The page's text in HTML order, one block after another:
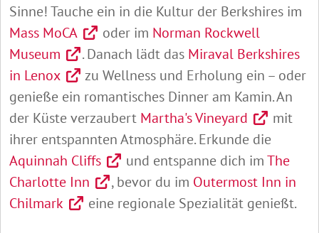
Sinne! Tauche ein in die Kultur der Berkshires im
Mass MoCA
oder im Norman Rockwell
Museum
. Danach lädt das Miraval Berkshires
in Lenox
zu Wellness und Erholung ein – oder
genieße ein romantisches Dinner am Kamin. An
der Küste verzaubert Martha's Vineyard
mit
ihrer entspannten Atmosphäre. Erkunde die
Aquinnah Cliffs
und entspanne dich imThe
Charlotte Inn
, bevor du im Outermost Inn in
Chilmark
eine regionale Spezialität genießt.